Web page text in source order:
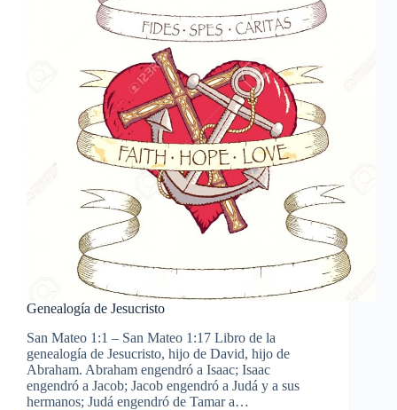
Genealogía de Jesucristo
San Mateo 1:1 – San Mateo 1:17 Libro de la
genealogía de Jesucristo, hijo de David, hijo de
Abraham. Abraham engendró a Isaac; Isaac
engendró a Jacob; Jacob engendró a Judá y a sus
hermanos; Judá engendró de Tamar a…